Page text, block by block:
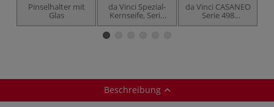
Pinselhalter mit
Glas
da Vinci Spezial-
Kernseife, Serie
4033
da Vinci CASANEO
Serie 498
Verwaschpinsel
Beschreibung